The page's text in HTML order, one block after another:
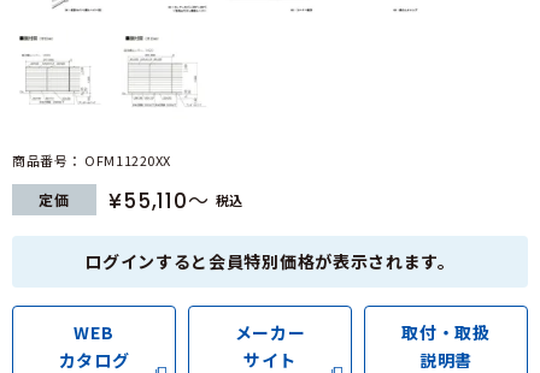
商品番号 OFM11220XX
定価 ¥55,110 税込
ログインすると会員特別価格が表示されます。
WEB
カタログ
メーカー
サイト
取付・取扱
説明書